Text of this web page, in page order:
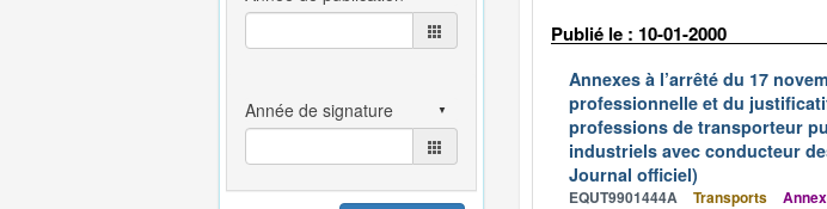
Publié le : 10-01-2000
Annexes à l’arrêté du 17
professionnelle et du
professions de transporteur
industriels avec conducteur
Journal officiel)
EQUT9901444A Transports